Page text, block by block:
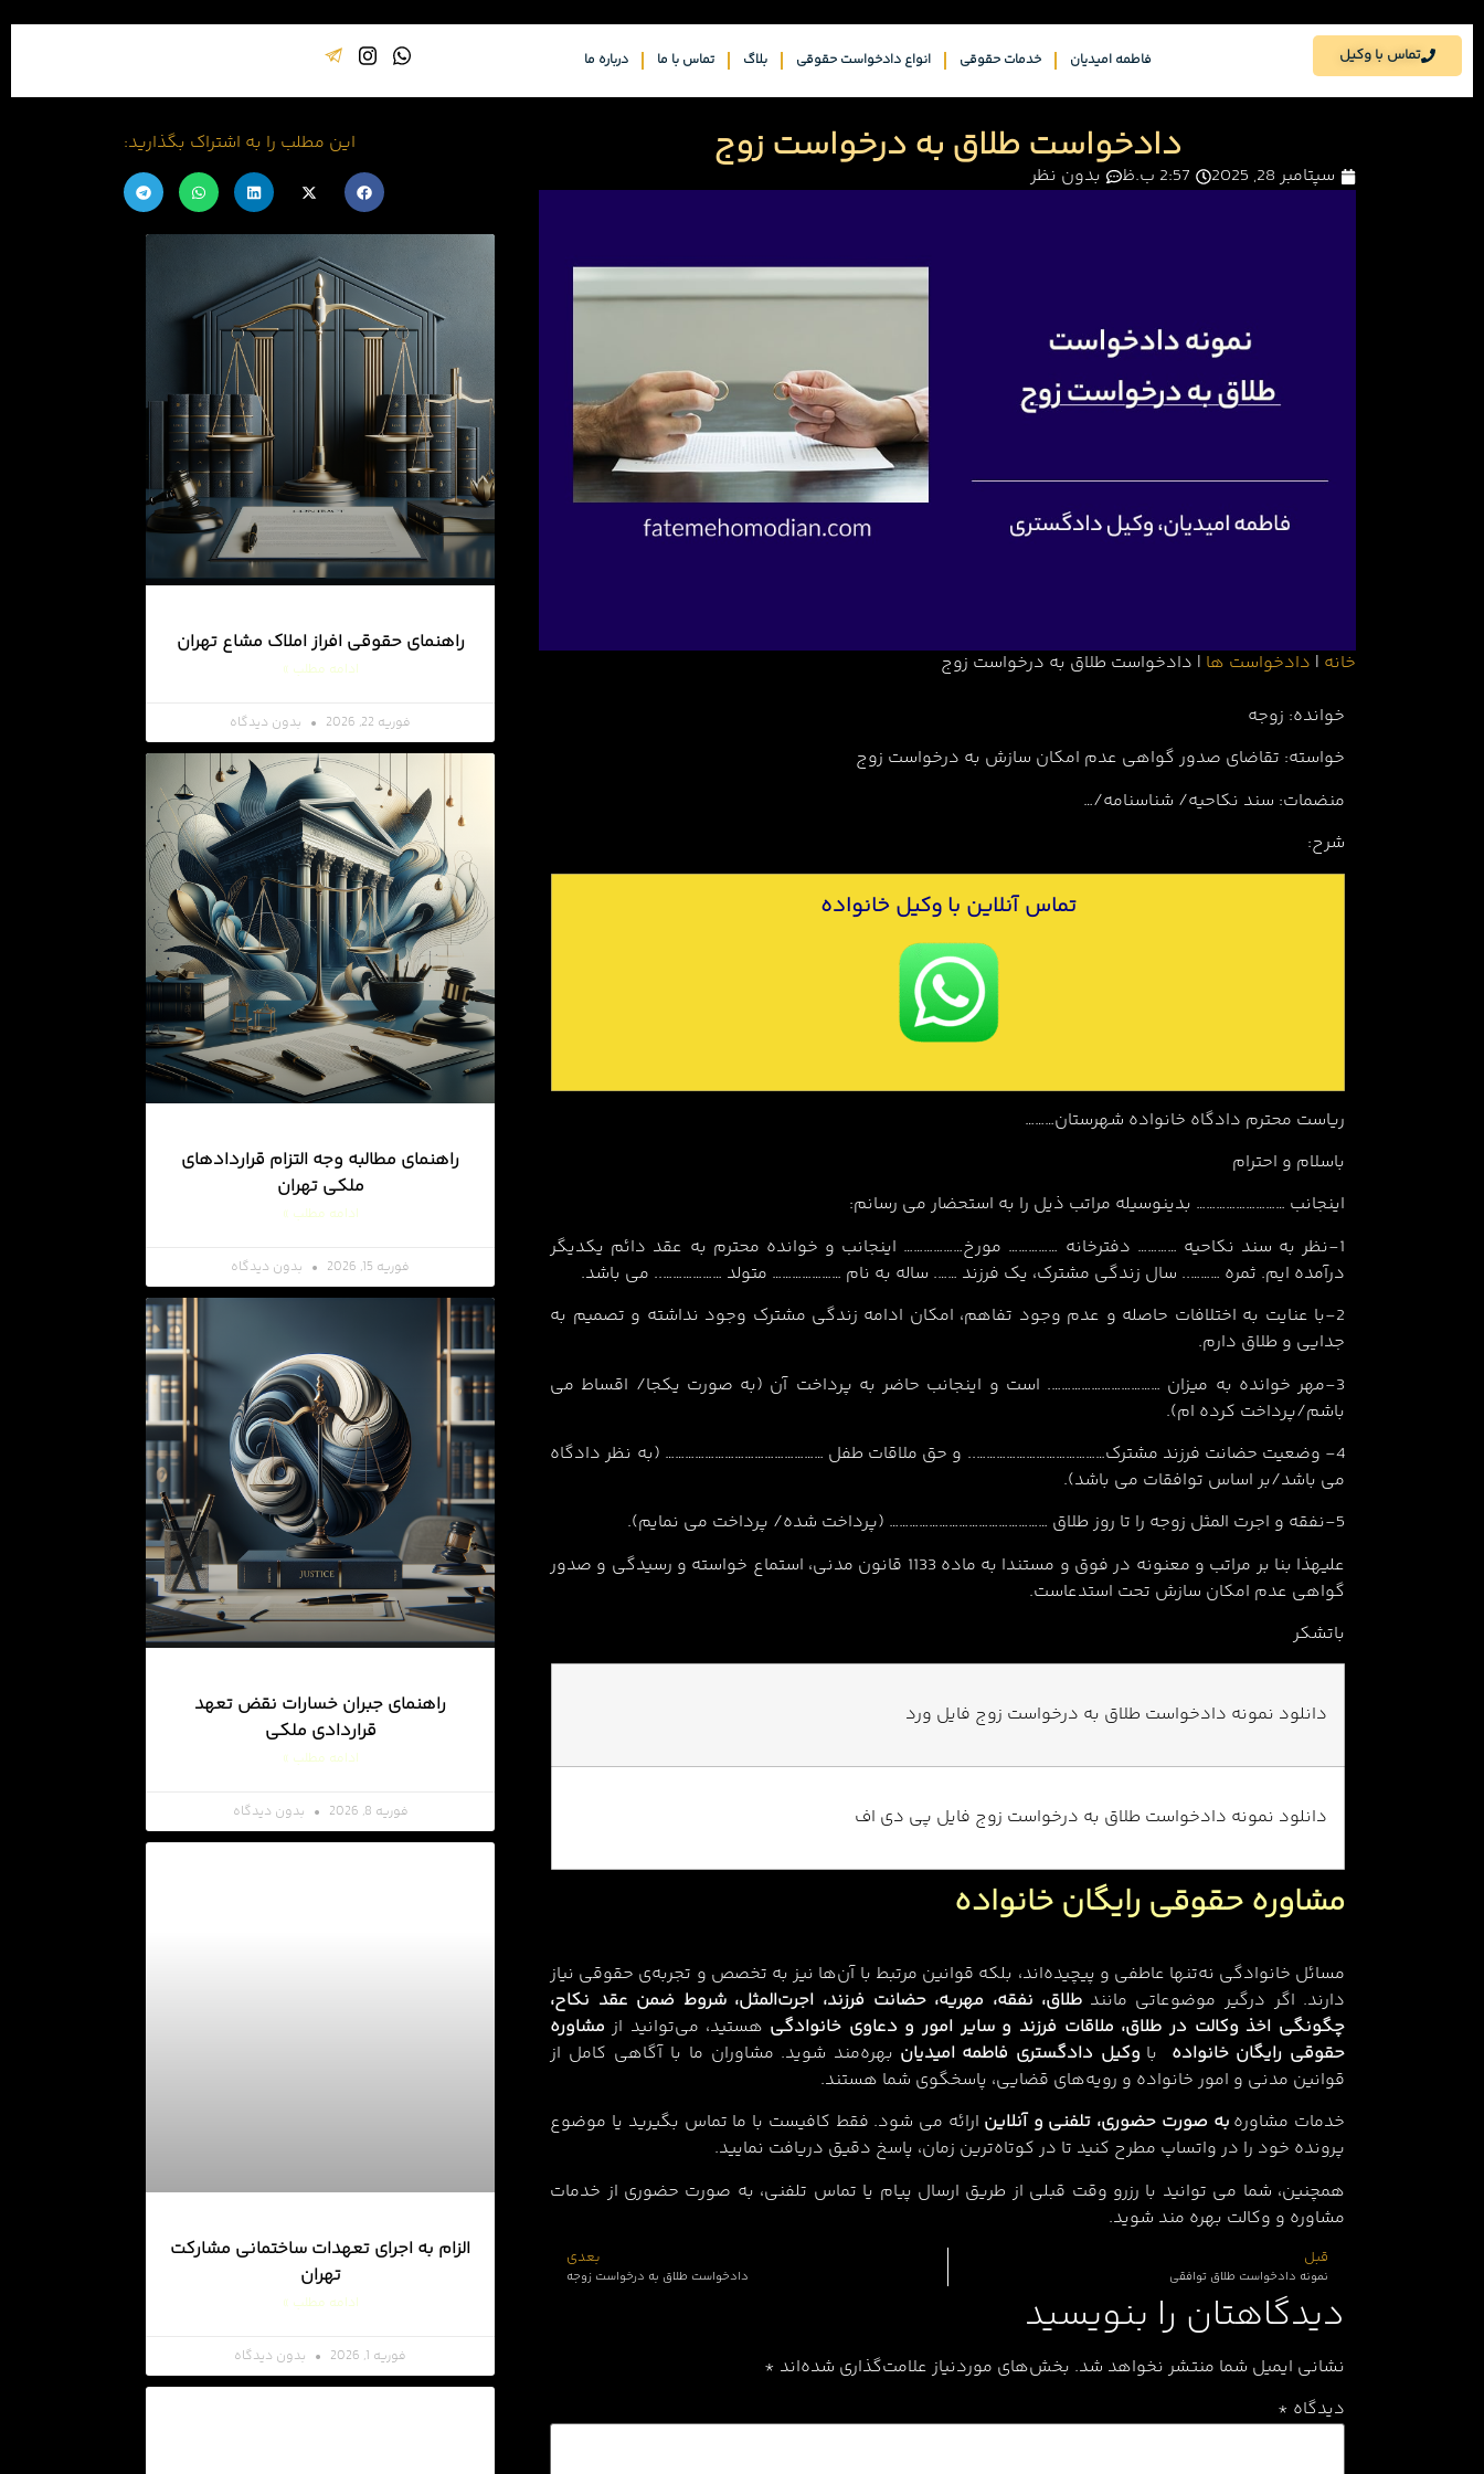
تماس با وکیل فاطمه امیدیان خدمات حقوقی انواع دادخواست حقوقی بلاگ تماس با ما درباره ما
این مطلب را به اشتراک بگذارید:
راهنمای حقوقی افراز املاک مشاع تهران
ادامه مطلب »
فوریه 22, 2026 بدون دیدگاه
راهنمای مطالبه وجه التزام قراردادهای
ملکی تهران
ادامه مطلب »
فوریه 15, 2026 بدون دیدگاه
راهنمای جبران خسارات نقض تعهد
قراردادی ملکی
ادامه مطلب »
فوریه 8, 2026 بدون دیدگاه
الزام به اجرای تعهدات ساختمانی مشارکت
تهران
ادامه مطلب »
فوریه 1, 2026 بدون دیدگاه
دادخواست طلاق به درخواست زوج
سپتامبر 28, 2025 2:57 ب.ظ بدون نظر
خانه | دادخواست ها | دادخواست طلاق به درخواست زوج
خوانده: زوجه
خواسته: تقاضای صدور گواهی عدم امکان سازش به درخواست زوج
منضمات: سند نکاحیه/ شناسنامه/…
شرح:
تماس آنلاین با وکیل خانواده
ریاست محترم دادگاه خانواده شهرستان………
باسلام و احترام
اینجانب ……………………… بدینوسیله مراتب ذیل را به استحضار می رسانم:
1-نظر به سند نکاحیه ………… دفترخانه …………… مورخ……………… اینجانب و خوانده محترم به عقد دائم یکدیگر
درآمده ایم. ثمره ……….. سال زندگی مشترک، یک فرزند ……. ساله به نام ………………… متولد ……………….. می باشد.
2-با عنایت به اختلافات حاصله و عدم وجود تفاهم، امکان ادامه زندگی مشترک وجود نداشته و تصمیم به
جدایی و طلاق دارم.
3-مهر خوانده به میزان ……………………………. است و اینجانب حاضر به پرداخت آن (به صورت یکجا/ اقساط می
باشم/پرداخت کرده ام).
4- وضعیت حضانت فرزند مشترک………………………………….. و حق ملاقات طفل ………………………………………… (به نظر دادگاه
می باشد/بر اساس توافقات می باشد).
5-نفقه و اجرت المثل زوجه را تا روز طلاق ………………………………………… (پرداخت شده/ پرداخت می نمایم).
علیهذا بنا بر مراتب و معنونه در فوق و مستندا به ماده 1133 قانون مدنی، استماع خواسته و رسیدگی و صدور
گواهی عدم امکان سازش تحت استدعاست.
باتشکر
دانلود نمونه دادخواست طلاق به درخواست زوج فایل ورد
دانلود نمونه دادخواست طلاق به درخواست زوج فایل پی دی اف
مشاوره حقوقی رایگان خانواده
مسائل خانوادگی نه‌تنها عاطفی و پیچیده‌اند، بلکه قوانین مرتبط با آن‌ها نیز به تخصص و تجربه‌ی حقوقی نیاز
دارند. اگر درگیر موضوعاتی مانند طلاق، نفقه، مهریه، حضانت فرزند، اجرت‌المثل، شروط ضمن عقد نکاح،
چگونگی اخذ وکالت در طلاق، ملاقات فرزند و سایر امور و دعاوی خانوادگی هستید، می‌توانید از مشاوره
حقوقی رایگان خانواده با وکیل دادگستری فاطمه امیدیان بهره‌مند شوید. مشاوران ما با آگاهی کامل از
قوانین مدنی و امور خانواده و رویه‌های قضایی، پاسخگوی شما هستند.
خدمات مشاوره به‌ صورت حضوری، تلفنی و آنلاین ارائه می شود. فقط کافیست با ما تماس بگیرید یا موضوع
پرونده‌ خود را در واتساپ مطرح کنید تا در کوتاه‌ترین زمان، پاسخ دقیق دریافت نمایید.
همچنین، شما می توانید با رزرو وقت قبلی از طریق ارسال پیام یا تماس تلفنی، به صورت حضوری از خدمات
مشاوره و وکالت بهره مند شوید.
قبل
نمونه دادخواست طلاق توافقی
بعدی
دادخواست طلاق به درخواست زوجه
دیدگاهتان را بنویسید
نشانی ایمیل شما منتشر نخواهد شد. بخش‌های موردنیاز علامت‌گذاری شده‌اند *
دیدگاه *